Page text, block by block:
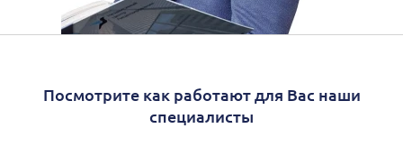
Посмотрите как работают для Вас наши
специалисты